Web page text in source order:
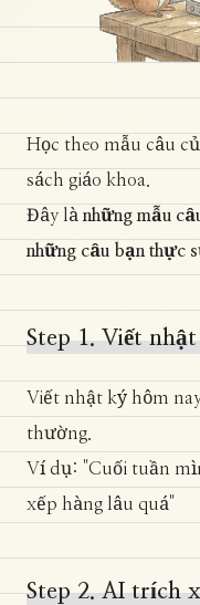
Học theo mẫu câu
sách giáo khoa.
Đây là những mẫu
những câu bạn thực
Step 1. Viết
Viết nhật ký hôm
thường.
Ví dụ: "Cuối tuần
xếp hàng lâu quá"
Step 2. AI trích